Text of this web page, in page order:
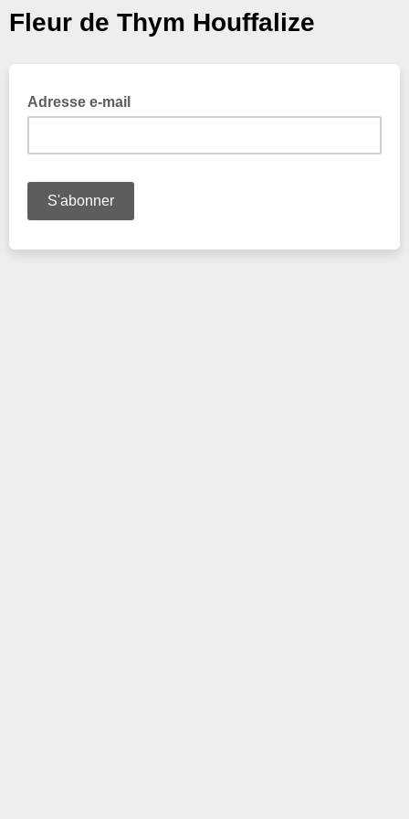
Fleur de Thym Houffalize
Adresse e-mail